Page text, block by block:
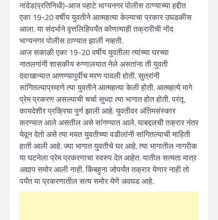
नांदेड(प्रतिनिधी)-आज पहाटे भाग्यनगर पोलीस ठाण्याच्या हद्दीत
एका 19-20 वर्षीय युवतीने आत्महत्या केल्याचा प्रकार उघडकीस
आला. या संदर्भाने वृत्तलिहिपर्यंत कोणत्याही तक्रारीची नोंद
भाग्यनगर पोलीस ठाण्यात झाली नव्हती.
आज सकाळी एका 19-20 वर्षीय युवतीला त्यांच्या घरच्या
नातलगांनी शासकीय रुग्णालयात नेले असतांना ती युवती
दवाखान्यात आणण्यापुर्वीच मरण पावली होती. सुत्रांनी
सांगितल्याप्रमाणे त्या युवतीने आत्महत्या केली होती. आत्महत्ये मागे
प्रेम प्रकरण असल्याची चर्चा सुध्दा त्या भागात होत होती. परंतू
कायदेशीर प्रक्रिया पुर्ण झाली आहे. युवतीवर अंतिमसंस्कार
करण्यात आले असतील असे सांगण्यात आले. याबद्दलची तक्रार नंतर
येवून देतो असे त्या मयत युवतीच्या वडीलांनी सांगितल्याची माहिती
हाती आली आहे. ज्या भागात युवतीचे घर आहे. त्या भागातील नागरीक
या घटनेला प्रेम प्रकरणाचा स्वरुप देत आहेत. यातील सत्यता मात्र
अद्याप समोर आली नाही. किंबहुना जोपर्यंत तक्रार येणार नाही तो
पर्यंत या प्रकरणातील सत्य समोर येणे अवघड आहे.